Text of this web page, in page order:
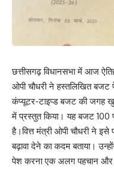
छत्तीसगढ़ विधानसभा में आज
ओपी चौधरी ने हस्तलिखित बजट
कंप्यूटर-टाइप्ड बजट की जगह
में प्रस्तुत किया। यह बजट 100
है।वित्त मंत्री ओपी चौधरी ने
बढ़ावा देने का कदम बताया।
पेश करना एक अलग पहचान और